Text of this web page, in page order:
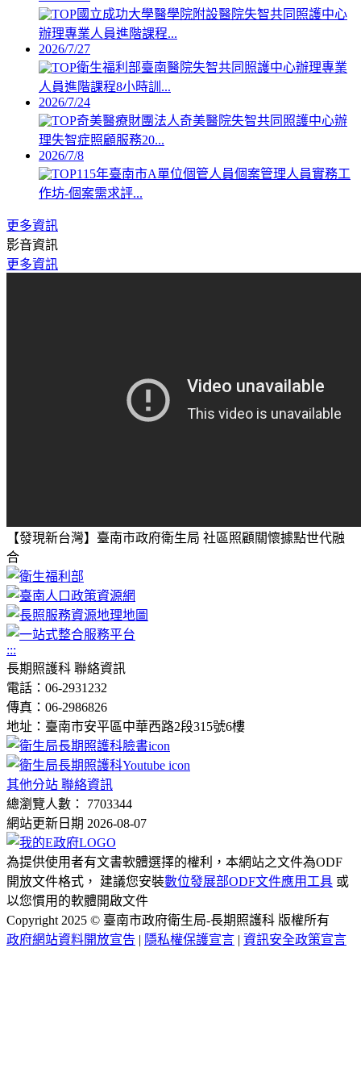
國立成功大學醫學院附設醫院失智共同照護中心
辦理專業人員進階課程...
2026/7/27
衛生福利部臺南醫院失智共同照護中心辦理專業
人員進階課程8小時訓...
2026/7/24
奇美醫療財團法人奇美醫院失智共同照護中心辦
理失智症照顧服務20...
2026/7/8
115年臺南市A單位個管人員個案管理人員實務工
作坊-個案需求評...
更多資訊
影音資訊
更多資訊
【發現新台灣】臺南市政府衛生局 社區照顧關懷據點世代融
合
:::
長期照護科 聯絡資訊
電話：06-2931232
傳真：06-2986826
地址：臺南市安平區中華西路2段315號6樓
其他分站 聯絡資訊
總瀏覽人數： 7703344
網站更新日期 2026-08-07
為提供使用者有文書軟體選擇的權利，本網站之文件為ODF
開放文件格式， 建議您安裝數位發展部ODF文件應用工具 或
以您慣用的軟體開啟文件
Copyright 2025 © 臺南市政府衛生局-長期照護科 版權所有
政府網站資料開放宣告 | 隱私權保護宣言 | 資訊安全政策宣言